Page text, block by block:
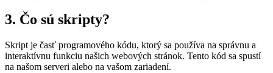
3. Čo sú skripty?
Skript je časť programového kódu, ktorý sa používa na správnu a
interaktívnu funkciu našich webových stránok. Tento kód sa spustí
na našom serveri alebo na vašom zariadení.